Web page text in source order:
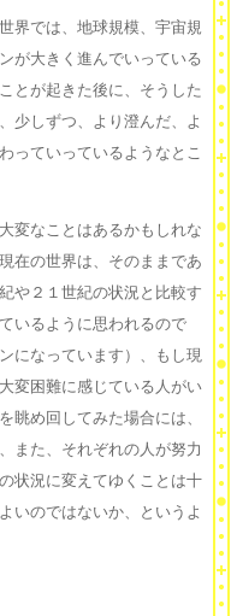
界では、地球規模、宇宙規
が大きく進んでいっている
とが起きた後に、そうした
少しずつ、より澄んだ、よ
っていっているようなとこ
変なことはあるかもしれな
在の世界は、そのままであ
や２１世紀の状況と比較す
いるように思われるので
になっています）、もし現
変困難に感じている人がい
眺め回してみた場合には、
また、それぞれの人が努力
状況に変えてゆくことは十
いのではないか、というよ